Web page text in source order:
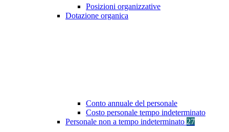
Posizioni organizzative
Dotazione organica
Conto annuale del personale
Costo personale tempo indeterminato
Personale non a tempo indeterminato 27